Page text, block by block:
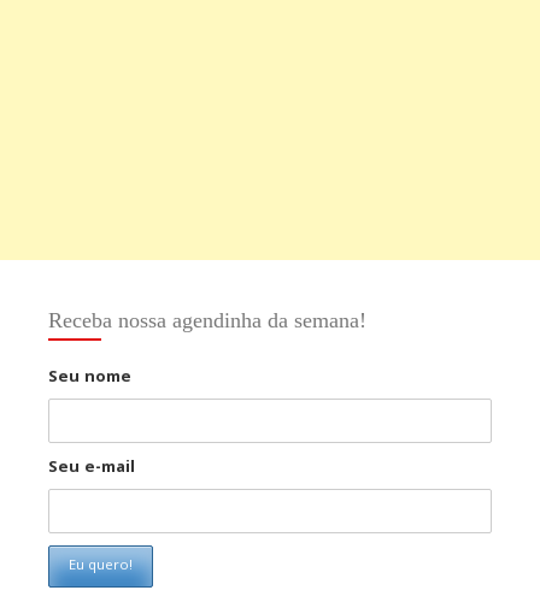
Receba nossa agendinha da semana!
Seu nome
Seu e-mail